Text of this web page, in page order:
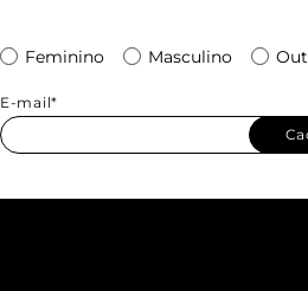
Feminino Masculino
E-mail*